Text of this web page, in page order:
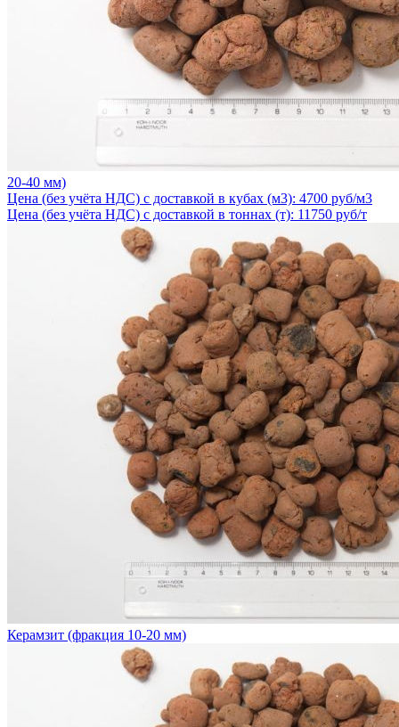
20-40 мм)
Цена (без учёта НДС) с доставкой в кубах (м3): 4700 руб/м3
Цена (без учёта НДС) с доставкой в тоннах (т): 11750 руб/т
Керамзит (фракция 10-20 мм)